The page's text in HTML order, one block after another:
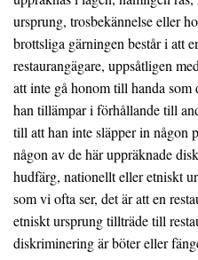
ursprung, trosbekännelse eller
brottsliga gärningen består i att
restaurangägare, uppsåtligen
att inte gå honom till handa
han tillämpar i förhållande till
till att han inte släpper in någon
någon av de här uppräknade
hudfärg, nationellt eller etniskt
som vi ofta ser, det är att en
etniskt ursprung tillträde till
diskriminering är böter eller